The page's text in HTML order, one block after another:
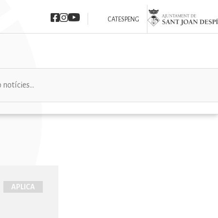
Imatge
Imatge
Imatge CAT ESPENG
Imatge